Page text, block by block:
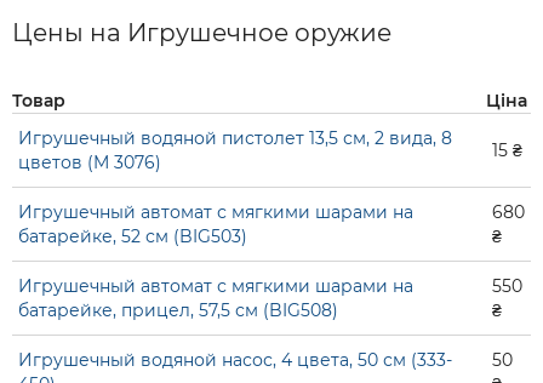
Цены на Игрушечное оружие
Товар
Ціна
Игрушечный водяной пистолет 13,5 см, 2 вида, 8
цветов (M 3076)
15 ₴
Игрушечный автомат с мягкими шарами на
батарейке, 52 см (BIG503)
680
₴
Игрушечный автомат с мягкими шарами на
батарейке, прицел, 57,5 ​​см (BIG508)
550
₴
Игрушечный водяной насос, 4 цвета, 50 см (333-
50